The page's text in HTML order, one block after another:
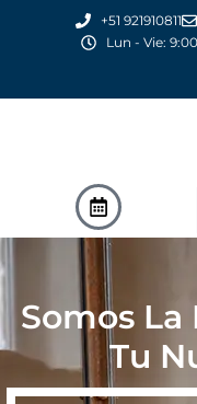
+51 921910811
Lun - Vie:
Somos La
Tu